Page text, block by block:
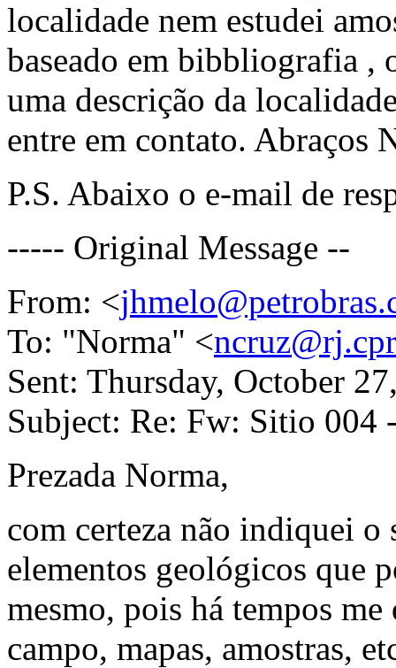
localidade nem estudei
baseado em bibbliografia ,
uma descrição da
entre em contato. Abraços
P.S. Abaixo o e-mail de
----- Original Message --
From: <
To: "Norma" <
Sent: Thursday, October
Subject: Re: Fw: Sitio 004
Prezada Norma,
com certeza não indiquei o
elementos geológicos que
mesmo, pois há tempos
campo, mapas, amostras,